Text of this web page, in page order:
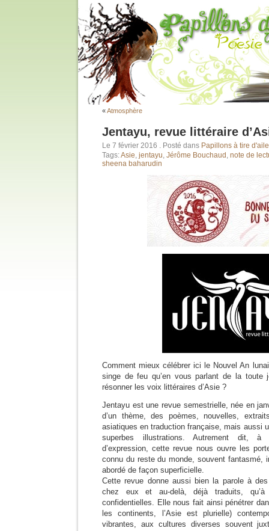
«Atmosphère
Jentayu, revue littéraire
Le 7 février 2016 . Posté dans Papillons à tire d'aile
Tags:Asie, jentayu, Jérôme Bouchaud , note de
sheena baharudin
Comment mieux célébrer ici le Nouvel An
singe de feu qu’en vous parlant de la toute
résonner les voix littéraires d’Asie ?
Jentayu est une revue semestrielle, née en
d’un thème, des poèmes, nouvelles,
asiatiques en traduction française, mais aussi
superbes illustrations. Autrement dit, à
d’expression, cette revue nous ouvre les
connu du reste du monde, souvent fantasmé,
abordé de façon superficielle.
Cette revue donne aussi bien la parole à
chez eux et au-delà, déjà traduits,
confidentielles. Elle nous fait ainsi pénétrer
les continents, l’Asie est plurielle)
vibrantes, aux cultures diverses souvent